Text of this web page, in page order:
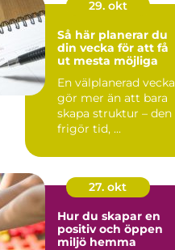
29. okt
Så här planerar du
din vecka för att få
ut mesta möjliga
En välplanerad vecka
gör mer än att bara
skapa struktur – den
frigör tid, ...
27. okt
Hur du skapar en
positiv och öppen
miljö hemma